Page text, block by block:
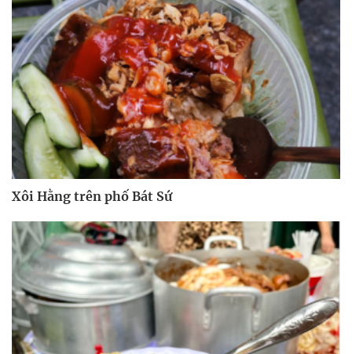
Xôi Hằng trên phố Bát Sứ